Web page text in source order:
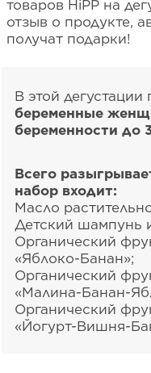
товаров HiPP на
отзыв о продукте,
получат подарки!
В этой
беременные
беременности до
Всего
набор входит:
Масло
Детский шампунь
Органический
«Яблоко-Банан»;
Органический
«Малина-Банан-
Органический
«Йогурт-Вишня-